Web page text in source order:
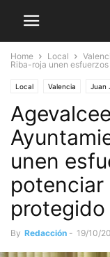
Home Local
Riba-roja unen
Local Valencia Juan
unen
potenciar
By Redacción - 19/10/